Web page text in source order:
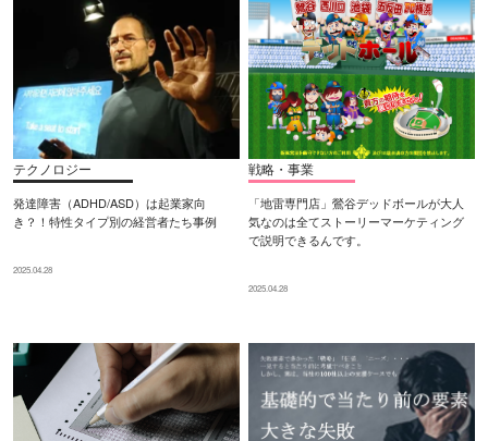
テクノロジー
発達障害（ADHD/ASD）は起業家向
き？！特性タイプ別の経営者たち事例
2025.04.28
戦略・事業
「地雷専門店」鶯谷デッドボールが大人
気なのは全てストーリーマーケティング
で説明できるんです。
2025.04.28